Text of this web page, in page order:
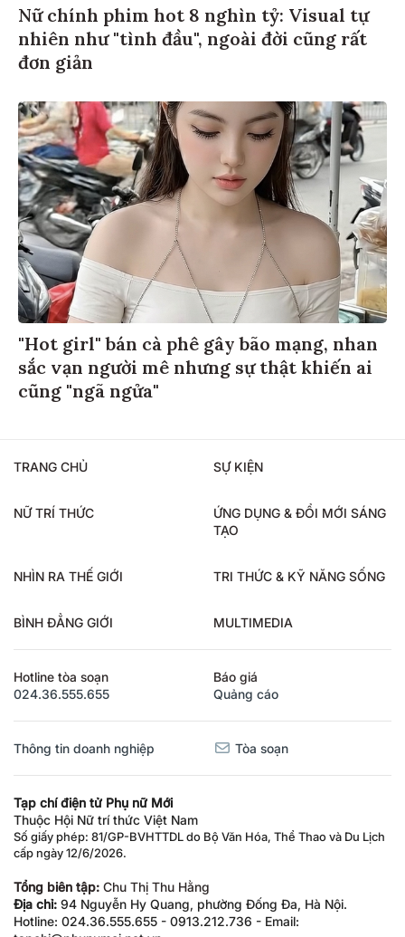
Nữ chính phim hot 8 nghìn tỷ: Visual tự
nhiên như "tình đầu", ngoài đời cũng rất
đơn giản
"Hot girl" bán cà phê gây bão mạng, nhan
sắc vạn người mê nhưng sự thật khiến ai
cũng "ngã ngửa"
TRANG CHỦ SỰ KIỆN
NỮ TRÍ THỨC
ỨNG DỤNG & ĐỔI MỚI SÁNG
TẠO
NHÌN RA THẾ GIỚI TRI THỨC & KỸ NĂNG SỐNG
BÌNH ĐẲNG GIỚI MULTIMEDIA
Hotline tòa soạn
024.36.555.655
Báo giá
Quảng cáo
Thông tin doanh nghiệp Tòa soạn
Tạp chí điện tử Phụ nữ Mới
Thuộc Hội Nữ trí thức Việt Nam
Số giấy phép: 81/GP-BVHTTDL do Bộ Văn Hóa, Thể Thao và Du Lịch
cấp ngày 12/6/2026.
Tổng biên tập: Chu Thị Thu Hằng
Địa chỉ: 94 Nguyễn Hy Quang, phường Đống Đa, Hà Nội.
Hotline: 024.36.555.655 - 0913.212.736 - Email: